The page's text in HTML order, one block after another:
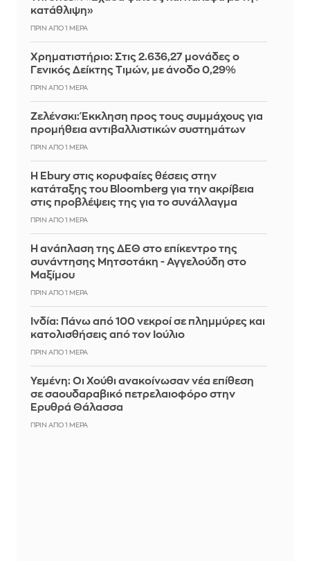
κατάθλιψη»
ΠΡΙΝ ΑΠΌ 1 ΜΈΡΑ
Χρηματιστήριο: Στις 2.636,27 μονάδες ο
Γενικός Δείκτης Τιμών, με άνοδο 0,29%
ΠΡΙΝ ΑΠΌ 1 ΜΈΡΑ
Ζελένσκι: Έκκληση προς τους συμμάχους για
προμήθεια αντιβαλλιστικών συστημάτων
ΠΡΙΝ ΑΠΌ 1 ΜΈΡΑ
Η Ebury στις κορυφαίες θέσεις στην
κατάταξης του Bloomberg για την ακρίβεια
στις προβλέψεις της για το συνάλλαγμα
ΠΡΙΝ ΑΠΌ 1 ΜΈΡΑ
Η ανάπλαση της ΔΕΘ στο επίκεντρο της
συνάντησης Μητσοτάκη - Αγγελούδη στο
Μαξίμου
ΠΡΙΝ ΑΠΌ 1 ΜΈΡΑ
Ινδία: Πάνω από 100 νεκροί σε πλημμύρες και
κατολισθήσεις από τον Ιούλιο
ΠΡΙΝ ΑΠΌ 1 ΜΈΡΑ
Υεμένη: Οι Χούθι ανακοίνωσαν νέα επίθεση
σε σαουδαραβικό πετρελαιοφόρο στην
Ερυθρά Θάλασσα
ΠΡΙΝ ΑΠΌ 1 ΜΈΡΑ